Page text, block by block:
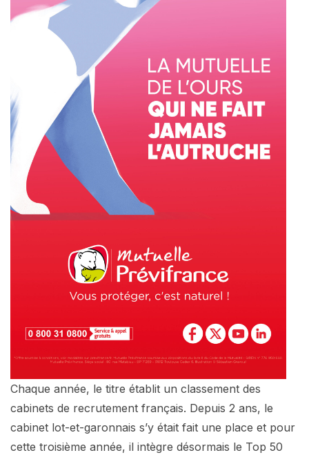
Chaque année, le titre établit un classement des
cabinets de recrutement français. Depuis 2 ans, le
cabinet lot-et-garonnais s’y était fait une place et pour
cette troisième année, il intègre désormais le Top 50